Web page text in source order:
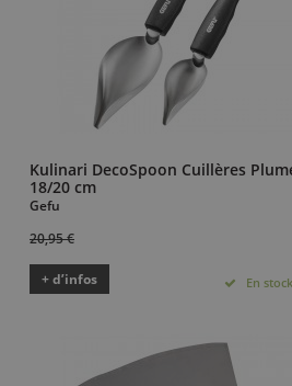
Kulinari DecoSpoon Cuillères
18/20 cm
Gefu
20,95 €
+ d’infos En stock